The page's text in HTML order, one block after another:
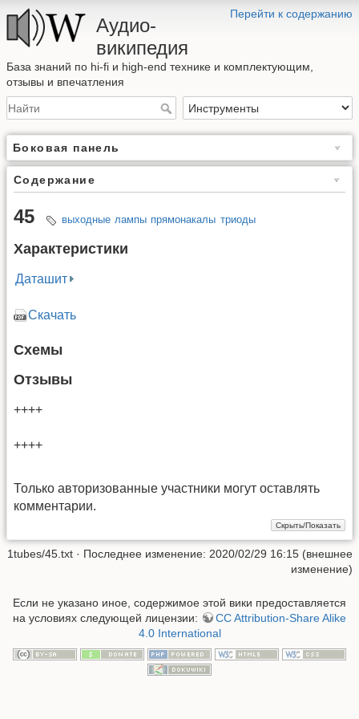
Перейти к содержанию
Аудио-
википедия
База знаний по hi-fi и high-end технике и комплектующим,
отзывы и впечатления
Боковая панель
Содержание
45 выходные лампы прямонакалы триоды
Характеристики
Даташит
Скачать
Схемы
Отзывы
++++
++++
Только авторизованные участники могут оставлять
комментарии.
1tubes/45.txt · Последнее изменение: 2020/02/29 16:15 (внешнее
изменение)
Если не указано иное, содержимое этой вики предоставляется
на условиях следующей лицензии:
CC Attribution-Share Alike
4.0 International